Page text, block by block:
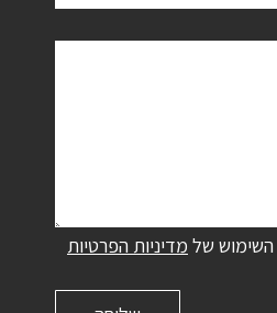
של מדיניות הפרטיות